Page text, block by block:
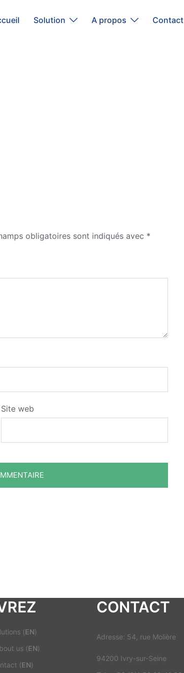
Solution A propos Contact
obligatoires sont indiqués avec *
Site web
(EN)
us (EN)
(EN)
CONTACT
Adresse: 54, rue Molière
94200 Ivry-sur-Seine